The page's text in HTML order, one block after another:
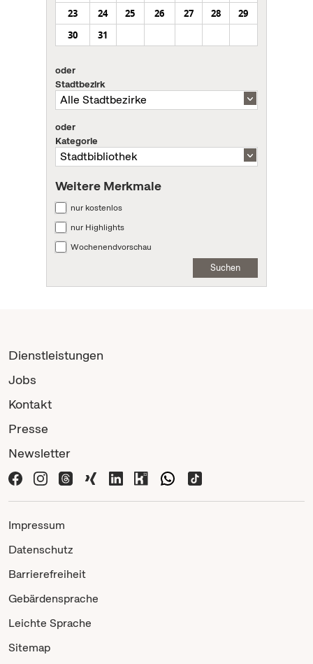
23
24 25 26 27 28
29
30
31
oder
Stadtbezirk
oder
Kategorie
Weitere Merkmale
nur kostenlos
nur Highlights
Wochenendvorschau
Suchen
Dienstleistungen
Jobs
Kontakt
Presse
Newsletter
Impressum
Datenschutz
Barrierefreiheit
Gebärdensprache
Leichte Sprache
Sitemap